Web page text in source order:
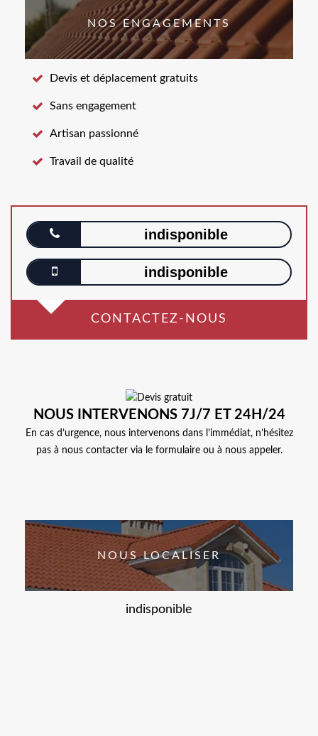
NOS ENGAGEMENTS
Devis et déplacement gratuits
Sans engagement
Artisan passionné
Travail de qualité
indisponible
indisponible
CONTACTEZ-NOUS
NOUS INTERVENONS 7J/7 ET 24H/24
En cas d’urgence, nous intervenons dans l’immédiat, n’hésitez
pas à nous contacter via le formulaire ou à nous appeler.
NOUS LOCALISER
indisponible